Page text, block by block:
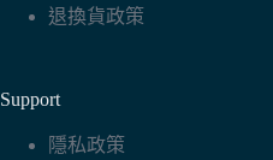
退換貨政策
Support
隱私政策